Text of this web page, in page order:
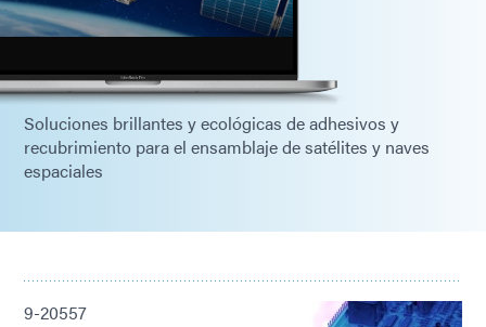
Soluciones brillantes y ecológicas de adhesivos y
recubrimiento para el ensamblaje de satélites y naves
espaciales
9-20557